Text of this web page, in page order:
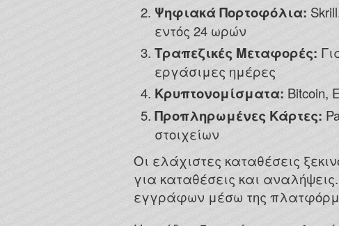
Ψηφιακά Πορτοφόλια:
εντός 24 ωρών
Τραπεζικές Μεταφορές:
εργάσιμες ημέρες
Κρυπτονομίσματα: Bitcoin,
Προπληρωμένες Κάρτες:
στοιχείων
Οι ελάχιστες καταθέσεις
για καταθέσεις και
εγγράφων μέσω της